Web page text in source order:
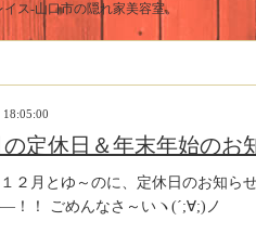
ス-山口市の隠れ家美容室。
の定休日＆年末年始のお
２月とゆ～のに、定休日のお知ら
！ ごめんなさ～いヽ(´;∀;)ノ